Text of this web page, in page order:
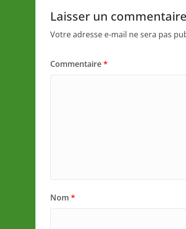
Laisser un commentaire
Votre adresse e-mail ne sera pas
Commentaire*
Nom *